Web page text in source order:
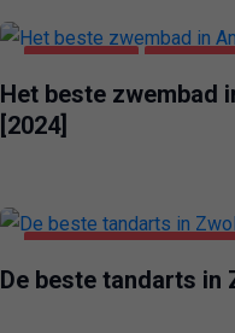
Het beste zwembad
[2024]
De beste tandarts in